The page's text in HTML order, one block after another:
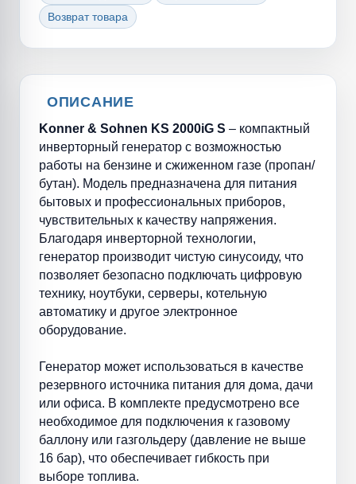
Возврат товара
ОПИСАНИЕ
Konner & Sohnen KS 2000iG S – компактный
инверторный генератор с возможностью
работы на бензине и сжиженном газе (пропан/
бутан). Модель предназначена для питания
бытовых и профессиональных приборов,
чувствительных к качеству напряжения.
Благодаря инверторной технологии,
генератор производит чистую синусоиду, что
позволяет безопасно подключать цифровую
технику, ноутбуки, серверы, котельную
автоматику и другое электронное
оборудование.
Генератор может использоваться в качестве
резервного источника питания для дома, дачи
или офиса. В комплекте предусмотрено все
необходимое для подключения к газовому
баллону или газгольдеру (давление не выше
16 бар), что обеспечивает гибкость при
выборе топлива.